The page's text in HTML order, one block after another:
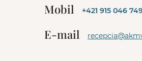
e
r
a
Mobil +421 915 046
E-mail